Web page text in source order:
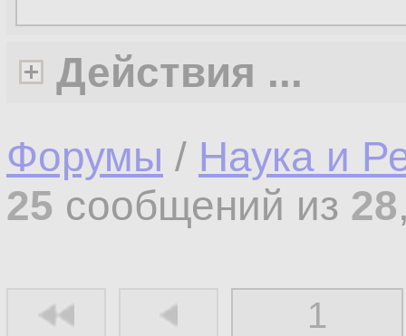
Действия ...
Форумы / Наука и
25 сообщений из 28
1